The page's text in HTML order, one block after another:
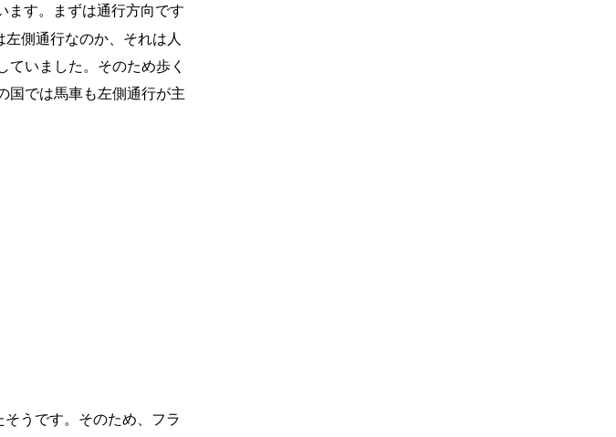
ます。まずは通行方向です
側通行なのか、それは人
いました。そのため歩く
国では馬車も左側通行が主
そうです。そのため、フラ